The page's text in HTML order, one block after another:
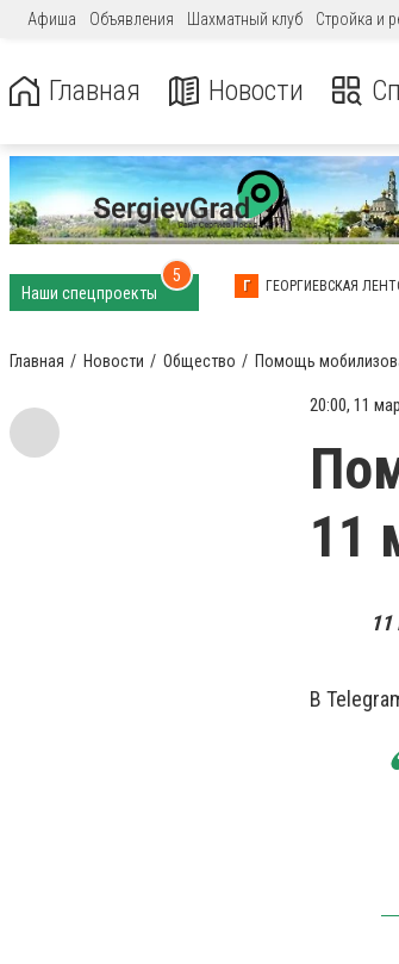
Афиша Объявления Шахматный клуб Стройка и
Главная Новости
Наши спецпроекты
5
Г ГЕОРГИЕВСКАЯ
Главная Новости Общество Помощь
20:00, 11
11
В